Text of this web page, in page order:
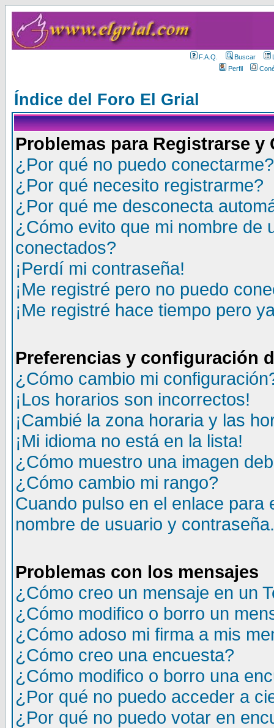
F.A.Q. Buscar
Perfil
Índice del Foro El Grial
Problemas para Registrarse y
¿Por qué no puedo conectarme?
¿Por qué necesito registrarme?
¿Por qué me desconecta
¿Cómo evito que mi nombre de
conectados?
¡Perdí mi contraseña!
¡Me registré pero no puedo
¡Me registré hace tiempo pero
Preferencias y configuración
¿Cómo cambio mi
¡Los horarios son incorrectos!
¡Cambié la zona horaria y las
¡Mi idioma no está en la lista!
¿Cómo muestro una imagen
¿Cómo cambio mi rango?
Cuando pulso en el enlace
nombre de usuario y contraseña.
Problemas con los mensajes
¿Cómo creo un mensaje en un
¿Cómo modifico o borro un
¿Cómo adoso mi firma a mis
¿Cómo creo una encuesta?
¿Cómo modifico o borro una
¿Por qué no puedo acceder a
¿Por qué no puedo votar en